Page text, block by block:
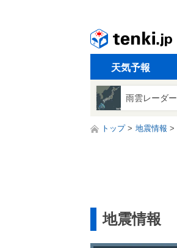
天気予報
雨雲レーダー
トップ 地震情報
地震情報